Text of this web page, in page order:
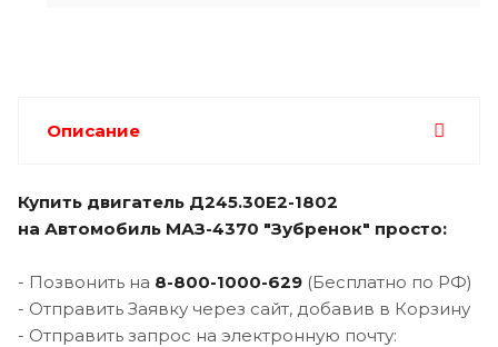
Описание
Купить двигатель Д245.30Е2-1802
на Автомобиль МАЗ-4370 "Зубренок" просто:
- Позвонить на 8-800-1000-629 (Бесплатно по РФ)
- Отправить Заявку через сайт, добавив в Корзину
- Отправить запрос на электронную почту: